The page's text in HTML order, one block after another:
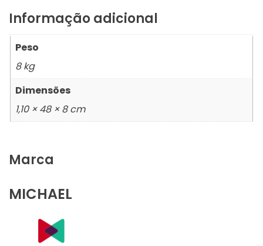
Informação adicional
Peso
8 kg
Dimensões
1,10 × 48 × 8 cm
Marca
MICHAEL